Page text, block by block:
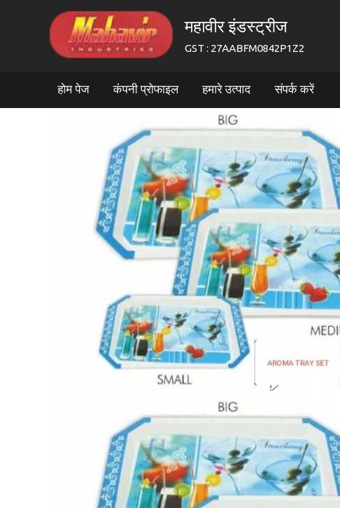
महावीर इंडस्ट्रीज
GST : 27AABFM0842P1Z2
होम पेज कंपनी प्रोफाइल हमारे उत्पाद संपर्क करें